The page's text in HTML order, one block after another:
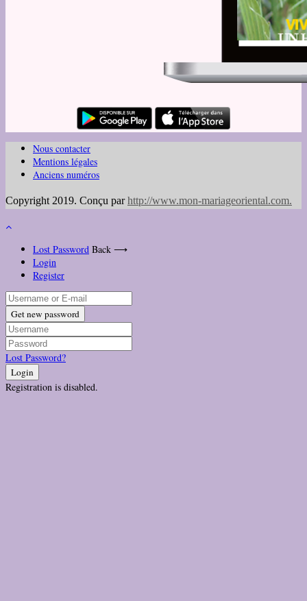
Nous contacter
Mentions légales
Anciens numéros
Copyright 2019. Conçu parhttp://www.mon-mariageoriental.com.
Lost Password Back ⟶
Login
Register
Get new password
Lost Password?
Login
Registration is disabled.